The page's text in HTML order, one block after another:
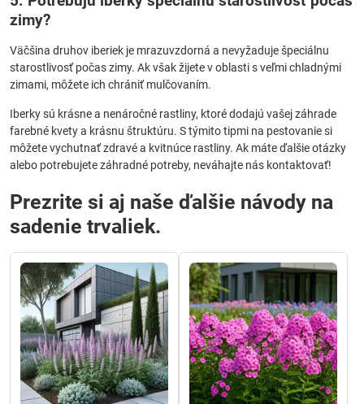
zimy?
Väčšina druhov iberiek je mrazuvzdorná a nevyžaduje špeciálnu
starostlivosť počas zimy. Ak však žijete v oblasti s veľmi chladnými
zimami, môžete ich chrániť mulčovaním.
Iberky sú krásne a nenáročné rastliny, ktoré dodajú vašej záhrade
farebné kvety a krásnu štruktúru. S týmito tipmi na pestovanie si
môžete vychutnať zdravé a kvitnúce rastliny. Ak máte ďalšie otázky
alebo potrebujete záhradné potreby, neváhajte nás kontaktovať!
Prezrite si aj naše ďalšie návody na
sadenie trvaliek.